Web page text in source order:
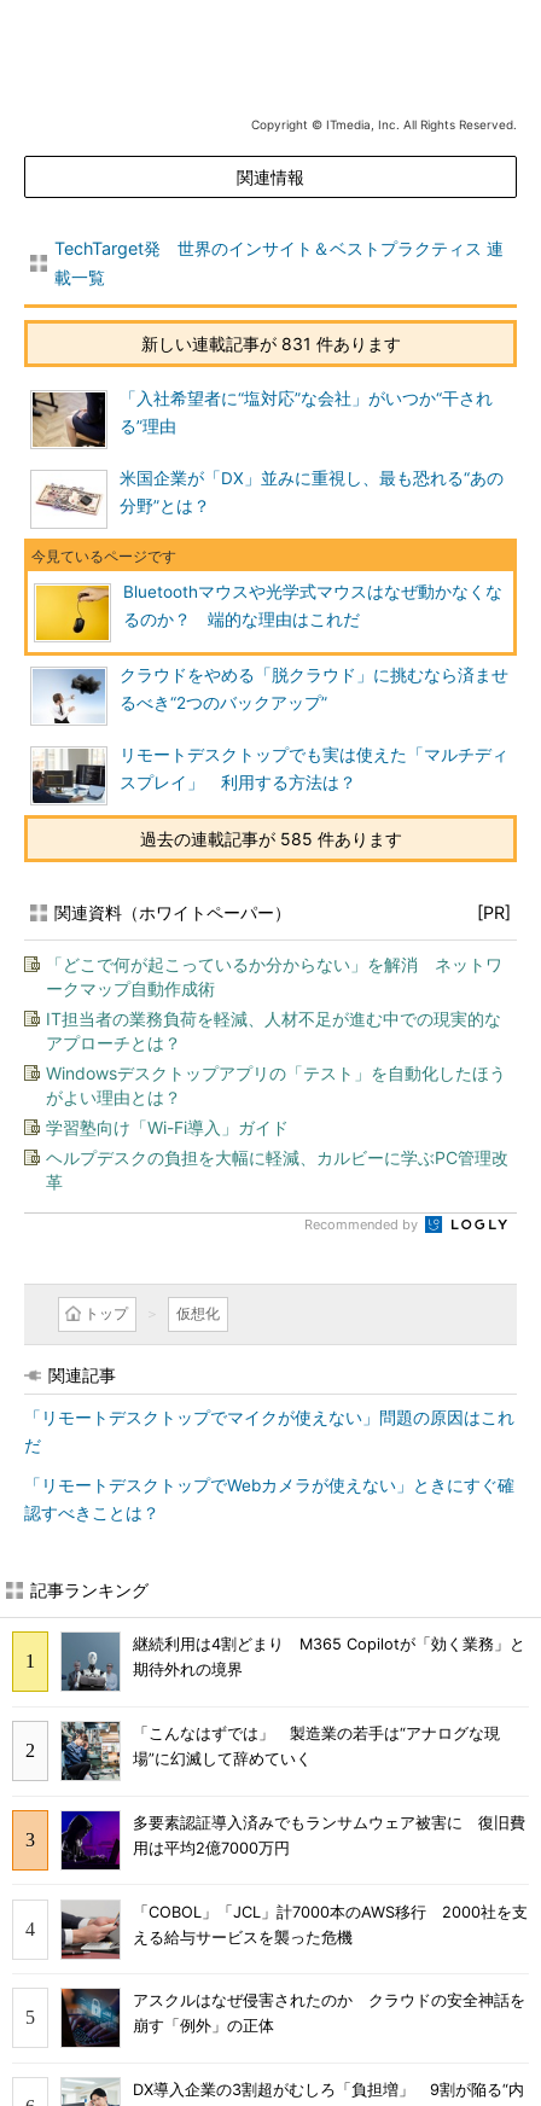
Copyright © ITmedia, Inc. All Rights Reserved.
関連情報
TechTarget発 世界のインサイト＆ベストプラクティス 連
載一覧
新しい連載記事が 831 件あります
「入社希望者に“塩対応”な会社」がいつか“干され
る”理由
米国企業が「DX」並みに重視し、最も恐れる“あの
分野”とは？
Bluetoothマウスや光学式マウスはなぜ動かなくな
るのか？ 端的な理由はこれだ
クラウドをやめる「脱クラウド」に挑むなら済ませ
るべき“2つのバックアップ”
リモートデスクトップでも実は使えた「マルチディ
スプレイ」 利用する方法は？
過去の連載記事が 585 件あります
関連資料（ホワイトペーパー） [PR]
「どこで何が起こっているか分からない」を解消 ネットワ
ークマップ自動作成術
IT担当者の業務負荷を軽減、人材不足が進む中での現実的な
アプローチとは？
Windowsデスクトップアプリの「テスト」を自動化したほう
がよい理由とは？
学習塾向け「Wi-Fi導入」ガイド
ヘルプデスクの負担を大幅に軽減、カルビーに学ぶPC管理改
革
Recommended by
トップ 仮想化
関連記事
「リモートデスクトップでマイクが使えない」問題の原因はこれ
だ
「リモートデスクトップでWebカメラが使えない」ときにすぐ確
認すべきことは？
記事ランキング
継続利用は4割どまり M365 Copilotが「効く業務」と
期待外れの境界
「こんなはずでは」 製造業の若手は“アナログな現
場”に幻滅して辞めていく
多要素認証導入済みでもランサムウェア被害に 復旧費
用は平均2億7000万円
「COBOL」「JCL」計7000本のAWS移行 2000社を支
える給与サービスを襲った危機
アスクルはなぜ侵害されたのか クラウドの安全神話を
崩す「例外」の正体
DX導入企業の3割超がむしろ「負担増」 9割が陥る“内